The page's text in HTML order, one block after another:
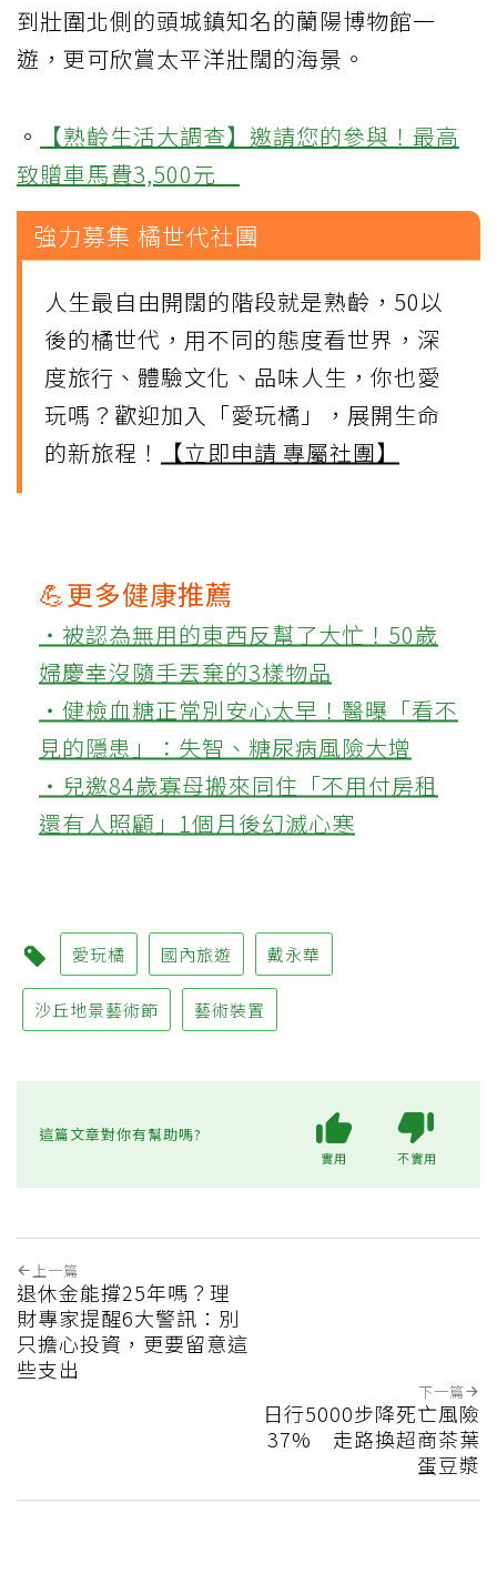
到壯圍北側的頭城鎮知名的蘭陽博物館一
遊，更可欣賞太平洋壯闊的海景。
。
【熟齡生活大調查】邀請您的參與！最高
致贈車馬費3,500元
強力募集 橘世代社團
人生最自由開闊的階段就是熟齡，50以
後的橘世代，用不同的態度看世界，深
度旅行、體驗文化、品味人生，你也愛
玩嗎？歡迎加入「愛玩橘」，展開生命
的新旅程！
【立即申請 專屬社團】
💪更多健康推薦
‧被認為無用的東西反幫了大忙！50歲
婦慶幸沒隨手丟棄的3樣物品
‧健檢血糖正常別安心太早！醫曝「看不
見的隱患」：失智、糖尿病風險大增
‧兒邀84歲寡母搬來同住「不用付房租
還有人照顧」1個月後幻滅心寒
愛玩橘 國內旅遊 戴永華
沙丘地景藝術節 藝術裝置
這篇文章對你有幫助嗎?
實用 不實用
上一篇
退休金能撐25年嗎？理
財專家提醒6大警訊：別
只擔心投資，更要留意這
些支出
下一篇
日行5000步降死亡風險
37% 走路換超商茶葉
蛋豆漿